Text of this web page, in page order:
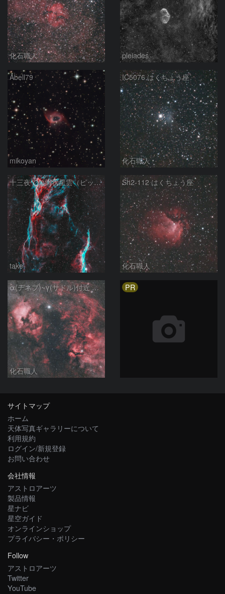
化石職人 pleiades
Abell79
mikoyan
IC5076 はくちょう座
化石職人
十三夜での網状星雲（ピッカリングの三角）
take
Sh2-112 はくちょう座
化石職人
α(デネブ)~γ(サドル)付近 NGC7000 北アメリカ星雲 IC5067~5070 ペリカン星雲 はくちょう座
化石職人
PR
サイトマップ
ホーム
天体写真ギャラリーについて
利用規約
ログイン/新規登録
お問い合わせ
会社情報
アストロアーツ
製品情報
星ナビ
星空ガイド
オンラインショップ
プライバシー・ポリシー
Follow
アストロアーツ
Twitter
YouTube